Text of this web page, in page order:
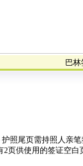
巴
护照尾页需持照人亲
2页供使用的签证空白